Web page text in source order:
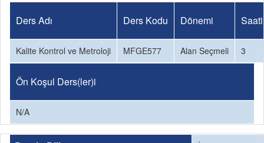
Ders Adı Ders Kodu Dönemi Saati
Kalite Kontrol ve Metroloji MFGE577 Alan Seçmeli 3
Ön Koşul Ders(ler)i
N/A